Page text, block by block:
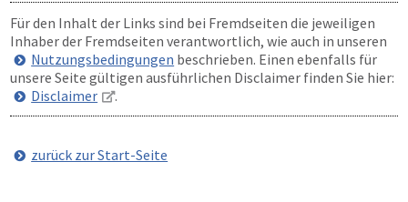
Für den Inhalt der Links sind bei Fremdseiten die jeweiligen
Inhaber der Fremdseiten verantwortlich, wie auch in unseren
Nutzungsbedingungen beschrieben. Einen ebenfalls für
unsere Seite gültigen ausführlichen Disclaimer finden Sie hier:
Disclaimer
.
zurück zur Start-Seite